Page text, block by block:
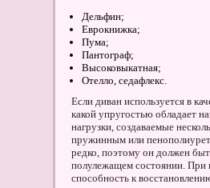
Дельфин;
Еврокнижка;
Пума;
Пантограф;
Высоковыкатная;
Отелло, седафлекс.
Если диван используется в
какой упругостью обладает
нагрузки, создаваемые
пружинным или
редко, поэтому он должен
полулежащем состоянии. При
способность к